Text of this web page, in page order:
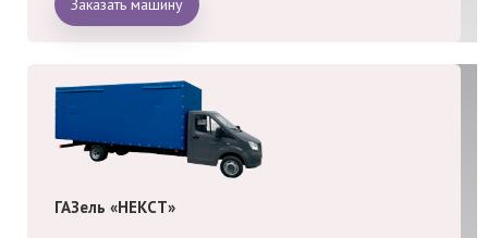
Заказать машину
ГАЗель «НЕКСТ»